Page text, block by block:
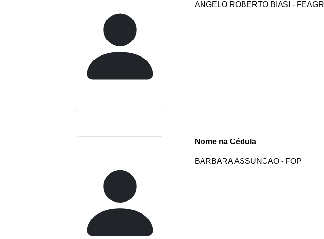
ANGELO ROBERTO BIASI - FEAGRI
Nome na Cédula
BARBARA ASSUNCAO - FOP